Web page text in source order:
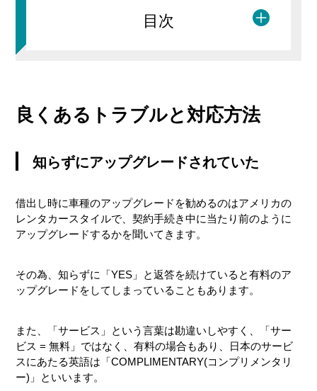
目次
希望しない保険・オプションに加入し
カウンターに行ったら車がないと言われ
車が汚い
店員の態度が悪い・サービスが満足いか
良くあるトラブルと対応方法
知らずにアップグレードされていた
借出し時に車種のアップグレードを勧めるのはアメリカの
レンタカースタイルで、契約手続き中に当たり前のように
アップグレードするかを聞いてきます。
その為、知らずに「YES」と返答を続けていると有料のア
ップグレードをしてしまっていることもあります。
また、「サービス」という言葉は勘違いしやすく、「サー
ビス = 無料」ではなく、有料の場合もあり、日本のサービ
スにあたる英語は「COMPLIMENTARY(コンプリメンタリ
ー)」といいます。